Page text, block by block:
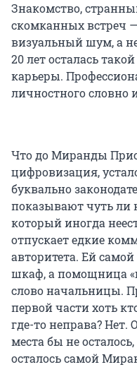
Знакомство,
скомканных встреч
визуальный шум, а
20 лет осталась
карьеры.
личностного словно
Что до Миранды
цифровизация,
буквально
показывают чуть ли
который иногда
отпускает едкие
авторитета. Ей
шкаф, а помощница
слово начальницы.
первой части хоть
где-то неправа? Нет.
места бы не
осталось самой